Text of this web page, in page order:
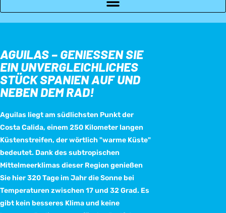
AGUILAS – GENIESSEN SIE
EIN UNVERGLEICHLICHES
STÜCK SPANIEN AUF UND
NEBEN DEM RAD!
Aguilas liegt am südlichsten Punkt der
Costa Calida, einem 250 Kilometer langen
Küstenstreifen, der wörtlich "warme Küste"
bedeutet. Dank des subtropischen
Mittelmeerklimas dieser Region genießen
Sie hier 320 Tage im Jahr die Sonne bei
Temperaturen zwischen 17 und 32 Grad. Es
gibt kein besseres Klima und keine